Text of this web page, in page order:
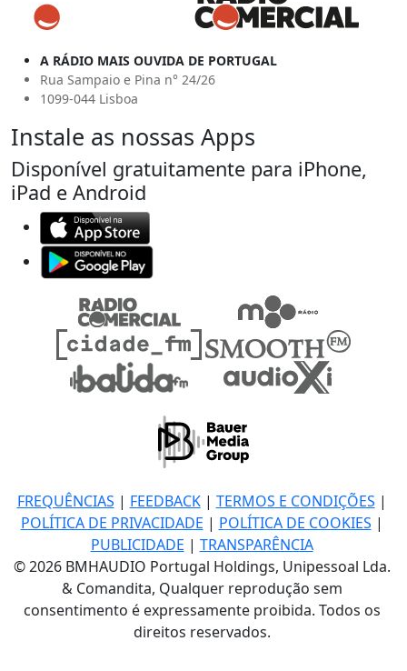
A RÁDIO MAIS OUVIDA DE PORTUGAL
Rua Sampaio e Pina n° 24/26
1099-044 Lisboa
Instale as nossas Apps
Disponível gratuitamente para iPhone,
iPad e Android
FREQUÊNCIAS | FEEDBACK| TERMOS E CONDIÇÕES |
POLÍTICA DE PRIVACIDADE | POLÍTICA DE COOKIES |
PUBLICIDADE | TRANSPARÊNCIA
© 2026 BMHAUDIO Portugal Holdings, Unipessoal Lda.
& Comandita, Qualquer reprodução sem
consentimento é expressamente proibida. Todos os
direitos reservados.